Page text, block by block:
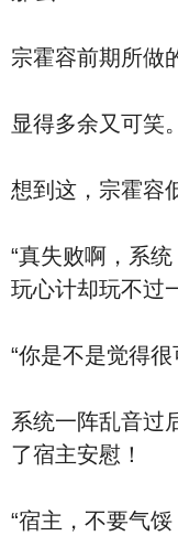
宗霍容前期所
显得多余又可笑。
想到这，宗霍容
“真失败啊，系
玩心计却玩不过
“你是不是觉得很
系统一阵乱音过
了宿主安慰！
“宿主，不要气